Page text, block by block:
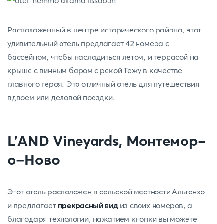
Расположенный в центре исторического района, этот
удивительный отель предлагает 42 номера с
бассейном, чтобы насладиться летом, и террасой на
крыше с винным баром с рекой Тежу в качестве
главного героя. Это отличный отель для путешествия
вдвоем или деловой поездки.
L'AND Vineyards, Монтемор-
о-Ново
Этот отель расположен в сельской местности Альтенхо
и предлагает прекрасный вид из своих номеров, а
благодаря технологии, нажатием кнопки вы можете